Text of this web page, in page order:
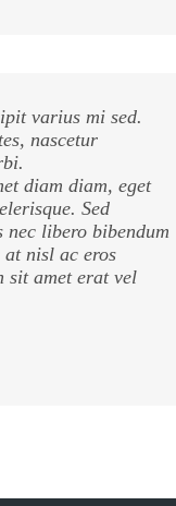
varius mi sed.
nascetur
diam diam, eget
Sed
nec libero bibendum
nisl ac eros
sit amet erat vel